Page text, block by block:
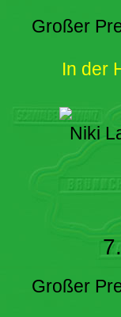
Großer
In der
Niki
Großer